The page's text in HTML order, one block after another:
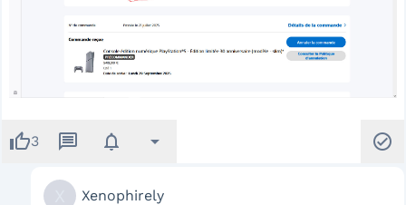
thumb_up3 message notifications arrow_drop_down check_circle
Xenophirely